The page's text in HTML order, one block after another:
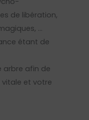
de libération,
…
étant de
arbre afin de
vitale et votre